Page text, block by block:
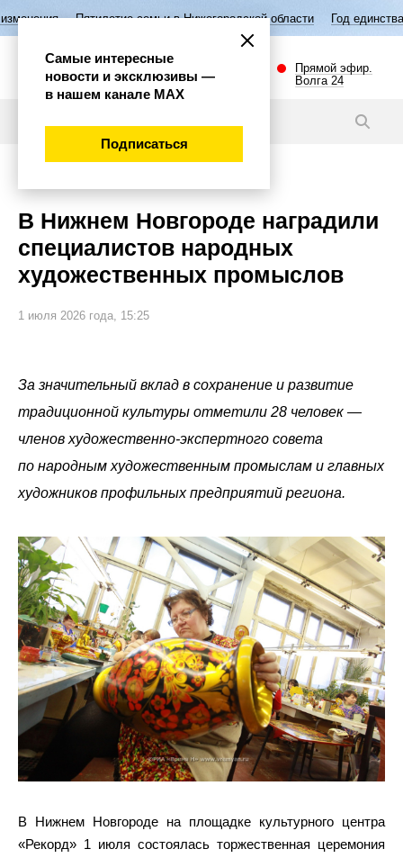
семьи в Нижегородской области Год единства народов России
Прямой эфир.
Волга 24
В Нижнем Новгороде наградили
специалистов народных
художественных промыслов
1 июля 2026 года, 15:25
За значительный вклад в сохранение и развитие
традиционной культуры отметили 28 человек —
членов художественно-экспертного совета
по народным художественным промыслам и главных
художников профильных предприятий региона.
В Нижнем Новгороде на площадке культурного центра
«Рекорд» 1 июля состоялась торжественная церемония
Самые интересные
новости и эксклюзивы —
в нашем канале МАХ
Подписаться